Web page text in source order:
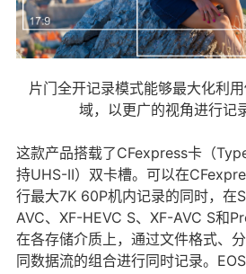
片门全开记录模式能够最大化利
域，以更广的视角进行记
这款产品搭载了CFexpress卡（
持UHS-II）双卡槽。可以在
行最大7K 60P机内记录的同时，在
AVC、XF-HEVC S、XF-AVC S和
在各存储介质上，通过文件格式、
同数据流的组合进行同时记录。